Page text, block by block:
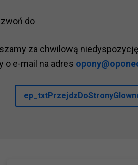
do
za chwilową
o e-mail na adres